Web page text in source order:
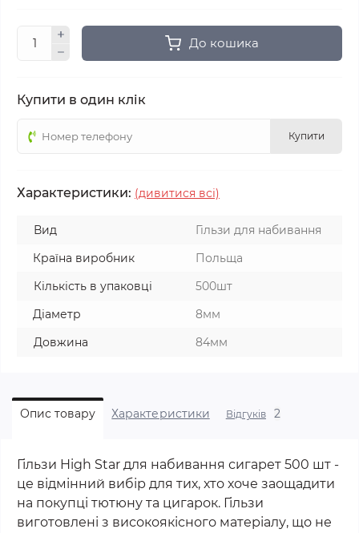
До кошика
Купити в один клік
Купити
Характеристики: (дивитися всі)
Вид
Гільзи для набивання
Країна виробник
Польща
Кількість в упаковці
500шт
Діаметр
8мм
Довжина
84мм
Опис товару Характеристики Відгуків 2
Гільзи High Star для набивання сигарет 500 шт -
це відмінний вибір для тих, хто хоче заощадити
на покупці тютюну та цигарок. Гільзи
виготовлені з високоякісного матеріалу, що не